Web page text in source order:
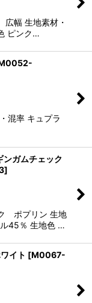
幅 生地素材・
ピンク…
混率 キュプラ
ガムチェック
]
ポプリン 生地
45％ 生地色 …
イト [M0067-